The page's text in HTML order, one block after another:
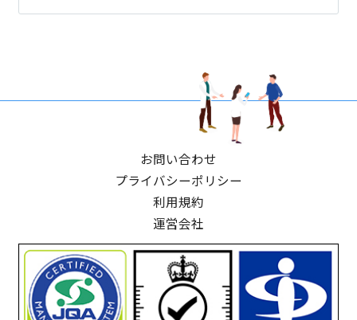
お問い合わせ
プライバシーポリシー
利用規約
運営会社